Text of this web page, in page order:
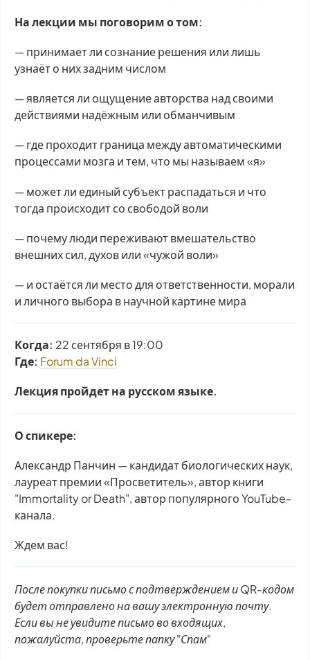
На лекции мы поговорим о том:
— принимает ли сознание решения или лишь
узнаёт о них задним числом
— является ли ощущение авторства над своими
действиями надёжным или обманчивым
— где проходит граница между автоматическими
процессами мозга и тем, что мы называем «я»
— может ли единый субъект распадаться и что
тогда происходит со свободой воли
— почему люди переживают вмешательство
внешних сил, духов или «чужой воли»
— и остаётся ли место для ответственности, морали
и личного выбора в научной картине мира
Когда: 22 сентября в 19:00
Где: Forum da Vinci
Лекция пройдет на русском языке.
О спикере:
Александр Панчин — кандидат биологических наук,
лауреат премии «Просветитель», автор книги
"Immortality or Death", автор популярного YouTube-
канала.
Ждем вас!
После покупки письмо с подтверждением и QR-кодом
будет отправлено на вашу электронную почту.
Если вы не увидите письмо во входящих,
пожалуйста, проверьте папку "Спам"